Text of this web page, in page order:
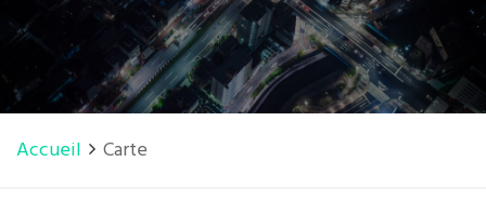
Accueil Carte